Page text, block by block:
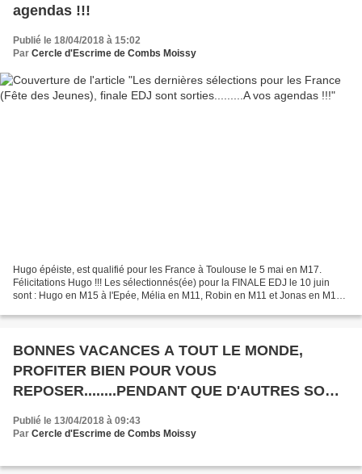
agendas !!!
Publié le 18/04/2018 à 15:02
Par Cercle d'Escrime de Combs Moissy
Hugo épéiste, est qualifié pour les France à Toulouse le 5 mai en M17.
Félicitations Hugo !!! Les sélectionnés(ée) pour la FINALE EDJ le 10 juin
sont : Hugo en M15 à l'Epée, Mélia en M11, Robin en M11 et Jonas en M11
BONNES VACANCES A TOUT LE MONDE,
PROFITER BIEN POUR VOUS
REPOSER........PENDANT QUE D'AUTRES SONT
SOURIRE.....ET PROGRESSER !!!!
Publié le 13/04/2018 à 09:43
Par Cercle d'Escrime de Combs Moissy